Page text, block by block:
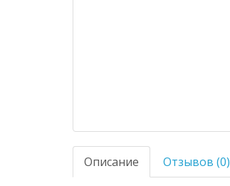
Описание Отзывов (0)